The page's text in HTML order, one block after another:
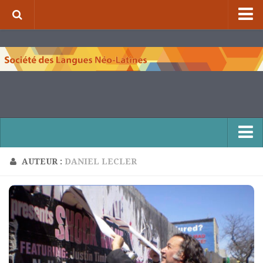
À propos de la S.L.N.L.
Nous contacter
Numéros de la revue de la S.L.N.L.
Compléments à la revue de la S.L.N.L.
Cuadernos Literarios
Matins pédagogiques de la S.L.N.L.
AUTEUR : DANIEL LECLER